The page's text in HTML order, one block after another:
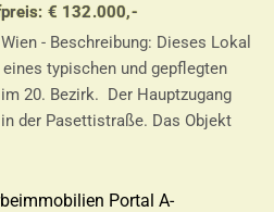
€ 132.000,-
- Beschreibung: Dieses Lokal
typischen und gepflegten
20. Bezirk. Der Hauptzugang
der Pasettistraße. Das Objekt
Portal A-